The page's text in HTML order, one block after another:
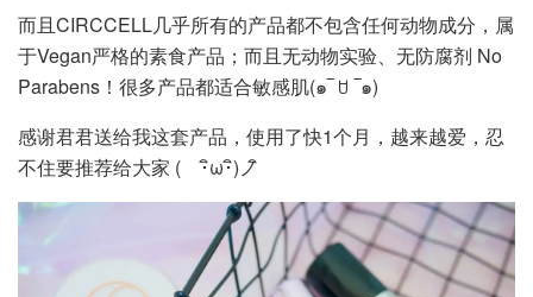
而且CIRCCELL几乎所有的产品都不包含任何动物成分，属
于Vegan严格的素食产品；而且无动物实验、无防腐剂 No
Parabens！很多产品都适合敏感肌(๑‾ ꇴ ‾๑)
感谢君君送给我这套产品，使用了快1个月，越来越爱，忍
不住要推荐给大家 ( ･ิω･ิ)ノิ